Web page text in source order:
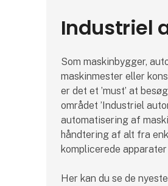
Industriel
Som maskinbygger,
maskinmester eller
er det et ’must’ at
området ’Industriel
automatisering af
håndtering af alt fra
komplicerede
Her kan du se de